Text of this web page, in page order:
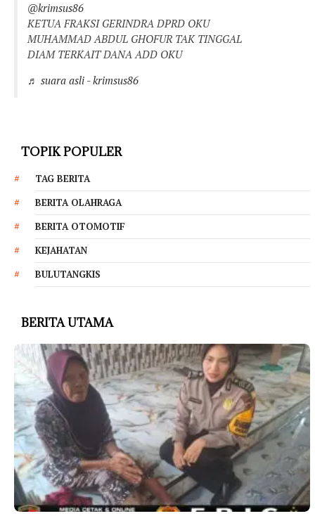
@krimsus86
KETUA FRAKSI GERINDRA DPRD OKU
MUHAMMAD ABDUL GHOFUR TAK TINGGAL
DIAM TERKAIT DANA ADD OKU
♬ suara asli - krimsus86
TOPIK POPULER
TAG BERITA
BERITA OLAHRAGA
BERITA OTOMOTIF
KEJAHATAN
BULUTANGKIS
BERITA UTAMA